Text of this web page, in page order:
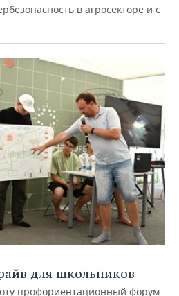
в агросекторе и с
для школьников
профориентационный форум